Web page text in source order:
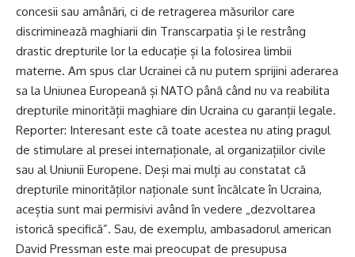
concesii sau amânări, ci de retragerea măsurilor care
discriminează maghiarii din Transcarpatia și le restrâng
drastic drepturile lor la educație și la folosirea limbii
materne. Am spus clar Ucrainei că nu putem sprijini aderarea
sa la Uniunea Europeană și NATO până când nu va reabilita
drepturile minorității maghiare din Ucraina cu garanții legale.
Reporter: Interesant este că toate acestea nu ating pragul
de stimulare al presei internaționale, al organizațiilor civile
sau al Uniunii Europene. Deși mai mulți au constatat că
drepturile minorităților naționale sunt încălcate în Ucraina,
aceștia sunt mai permisivi având în vedere „dezvoltarea
istorică specifică”. Sau, de exemplu, ambasadorul american
David Pressman este mai preocupat de presupusa